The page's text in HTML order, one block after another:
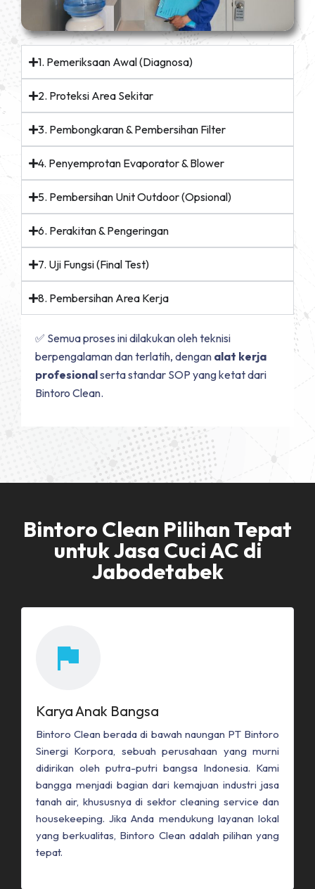
1. Pemeriksaan Awal (Diagnosa)
2. Proteksi Area Sekitar
3. Pembongkaran & Pembersihan Filter
4. Penyemprotan Evaporator & Blower
5. Pembersihan Unit Outdoor (Opsional)
6. Perakitan & Pengeringan
7. Uji Fungsi (Final Test)
8. Pembersihan Area Kerja
✅ Semua proses ini dilakukan oleh teknisi
berpengalaman dan terlatih, dengan alat kerja
profesionalserta standar SOP yang ketat dari
Bintoro Clean.
Bintoro Clean Pilihan Tepat
untuk Jasa Cuci AC di
Jabodetabek
Karya Anak Bangsa
Bintoro Clean berada di bawah naungan PT Bintoro
Sinergi Korpora, sebuah perusahaan yang murni
didirikan oleh putra-putri bangsa Indonesia. Kami
bangga menjadi bagian dari kemajuan industri jasa
tanah air, khususnya di sektor cleaning service dan
housekeeping. Jika Anda mendukung layanan lokal
yang berkualitas, Bintoro Clean adalah pilihan yang
tepat.